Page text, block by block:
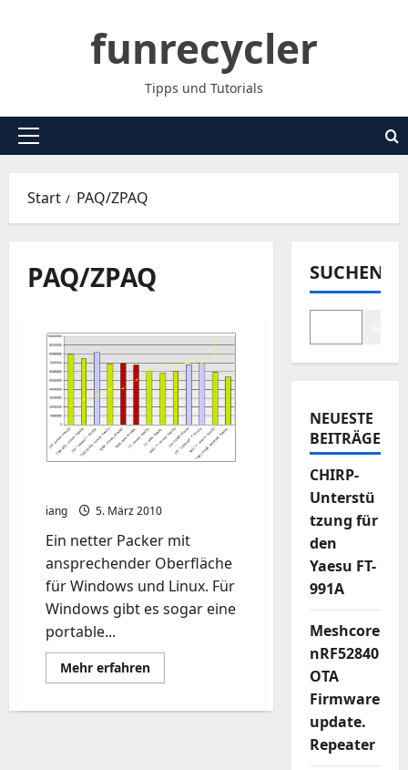
funrecycler
Tipps und Tutorials
Primäres
Start PAQ/ZPAQ
PAQ/ZPAQ
iang 5. März 2010
Ein netter Packer mit
ansprechender Oberfläche
für Windows und Linux. Für
Windows gibt es sogar eine
portable...
Mehr erfahrenMehr
Informationen
SUCHEN
NEUESTE
BEITRÄGE
CHIRP-
Unterstü
tzung für
den
Yaesu FT-
991A
Meshcore
nRF52840
OTA
Firmware
update.
Repeater